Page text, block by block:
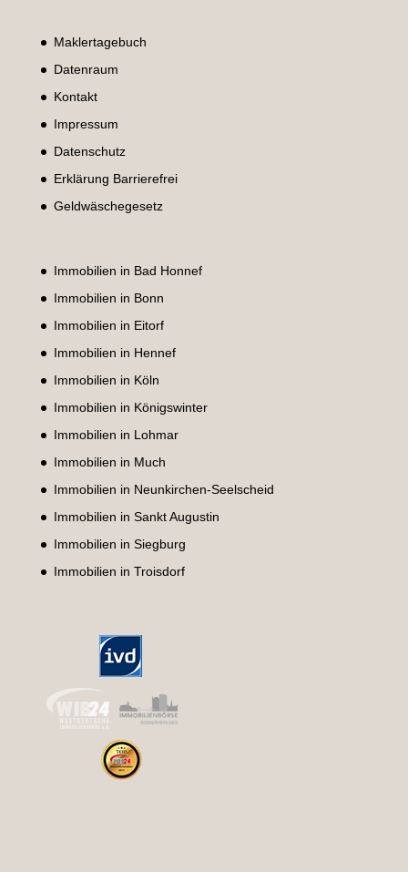
Maklertagebuch
Datenraum
Kontakt
Impressum
Datenschutz
Erklärung Barrierefrei
Geldwäschegesetz
Immobilien in Bad Honnef
Immobilien in Bonn
Immobilien in Eitorf
Immobilien in Hennef
Immobilien in Köln
Immobilien in Königswinter
Immobilien in Lohmar
Immobilien in Much
Immobilien in Neunkirchen-Seelscheid
Immobilien in Sankt Augustin
Immobilien in Siegburg
Immobilien in Troisdorf